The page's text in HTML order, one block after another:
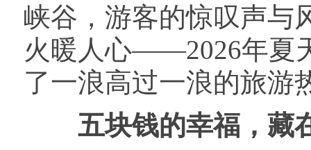
峡谷，游客的惊叹声与
火暖人心——2026年夏
了一浪高过一浪的旅游
五块钱的幸福，藏